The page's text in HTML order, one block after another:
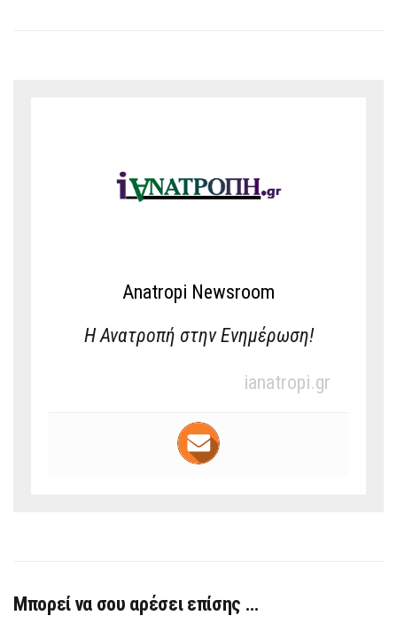
Anatropi Newsroom
Η Ανατροπή στην Ενημέρωση!
ianatropi.gr
Μπορεί να σου αρέσει επίσης …